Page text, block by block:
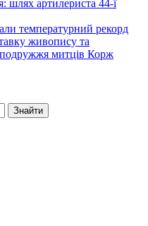
шлях артилериста 44-ї
температурний рекорд
живопису та
подружжя митців Корж
Знайти